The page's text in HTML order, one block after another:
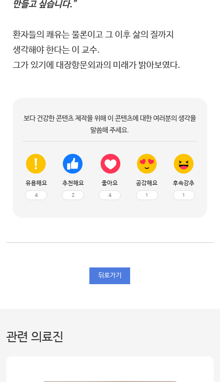
만들고 싶습니다.”
환자들의 쾌유는 물론이고 그 이후 삶의 질까지
생각해야 한다는 이 교수.
그가 있기에 대장항문외과의 미래가 밝아보였다.
보다 건강한 콘텐츠 제작을 위해 이 콘텐츠에 대한 여러분의 생각을
말씀해 주세요.
유용해요
4
추천해요
2
좋아요
4
공감해요
1
후속강추
1
뒤로가기
관련 의료진